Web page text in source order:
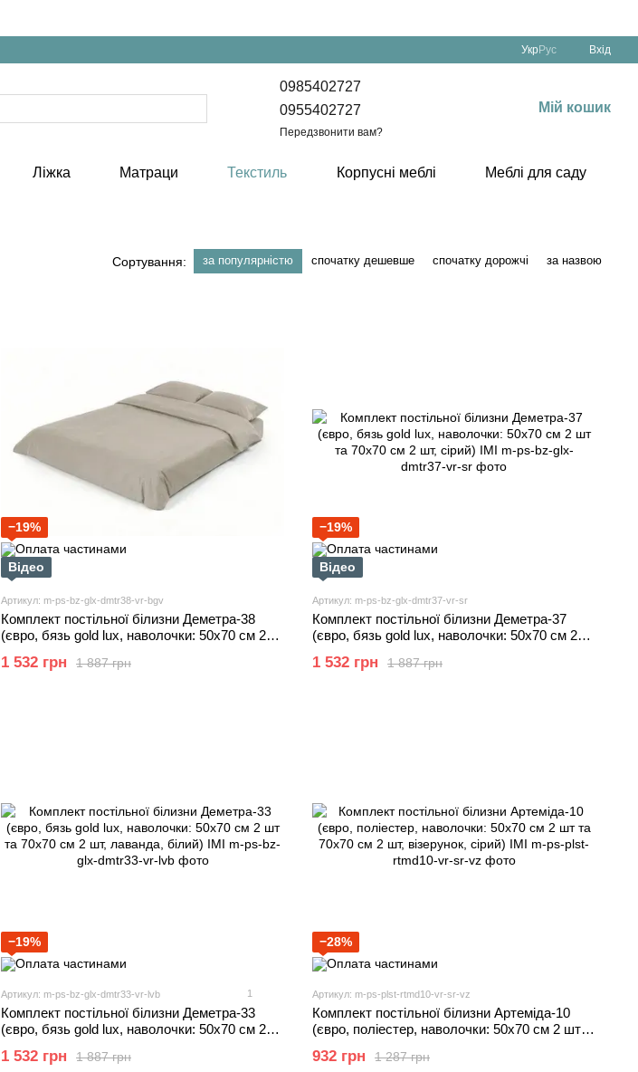
Укр Рус Вхід
0985402727
0955402727
Передзвонити вам?
Мій кошик
Ліжка Матраци Текстиль Корпусні меблі Меблі для саду
Сортування: за популярністю спочатку дешевше спочатку дорожчі за назвою
−19%
Відео
Артикул: m-ps-bz-glx-dmtr38-vr-bgv
Комплект постільної білизни Деметра-38
(євро, бязь gold lux, наволочки: 50х70 см 2
1 887 грн
1 532 грн
−19%
Відео
Артикул: m-ps-bz-glx-dmtr37-vr-sr
Комплект постільної білизни Деметра-37
(євро, бязь gold lux, наволочки: 50х70 см 2
1 887 грн
1 532 грн
−19%
Артикул: m-ps-bz-glx-dmtr33-vr-lvb 1
Комплект постільної білизни Деметра-33
(євро, бязь gold lux, наволочки: 50х70 см 2
1 887 грн
1 532 грн
−28%
Артикул: m-ps-plst-rtmd10-vr-sr-vz
Комплект постільної білизни Артеміда-10
(євро, поліестер, наволочки: 50х70 см 2 шт
1 287 грн
932 грн